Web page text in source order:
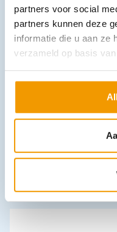
partners voor social
partners kunnen deze
informatie die u aan ze
verzameld op basis
Elektroden Mindray